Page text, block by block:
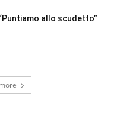
allo scudetto”